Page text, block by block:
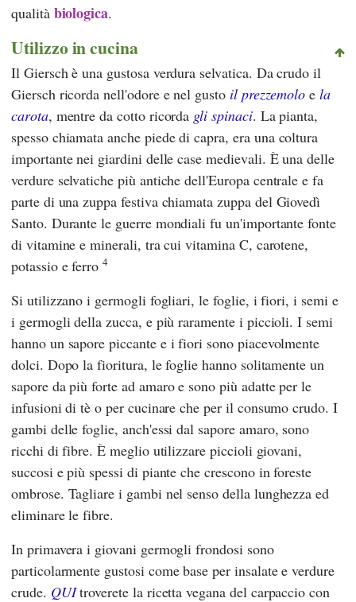
qualità biologica.
Utilizzo in cucina
Il Giersch è una gustosa verdura selvatica. Da crudo il
Giersch ricorda nell'odore e nel gusto il prezzemolo ela
carota, mentre da cotto ricorda gli spinaci. La pianta,
spesso chiamata anche piede di capra, era una coltura
importante nei giardini delle case medievali. È una delle
verdure selvatiche più antiche dell'Europa centrale e fa
parte di una zuppa festiva chiamata zuppa del Giovedì
Santo. Durante le guerre mondiali fu un'importante fonte
di vitamine e minerali, tra cui vitamina C, carotene,
potassio e ferro4
Si utilizzano i germogli fogliari, le foglie, i fiori, i semi e
i germogli della zucca, e più raramente i piccioli. I semi
hanno un sapore piccante e i fiori sono piacevolmente
dolci. Dopo la fioritura, le foglie hanno solitamente un
sapore da più forte ad amaro e sono più adatte per le
infusioni di tè o per cucinare che per il consumo crudo. I
gambi delle foglie, anch'essi dal sapore amaro, sono
ricchi di fibre. È meglio utilizzare piccioli giovani,
succosi e più spessi di piante che crescono in foreste
ombrose. Tagliare i gambi nel senso della lunghezza ed
eliminare le fibre.
In primavera i giovani germogli frondosi sono
particolarmente gustosi come base per insalate e verdure
crude. QUItroverete la ricetta vegana del carpaccio con